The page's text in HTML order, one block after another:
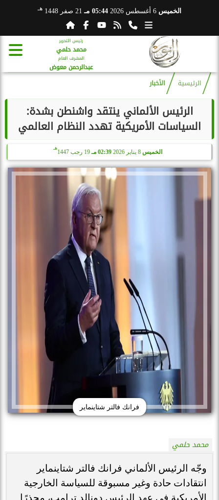
الخميس 05:44 مـ 21 صفر 1448 هـ
رئيس التحرير
محمد حلمي
المشرف العام
عبدالرحمن معوض
الرئيسية الأخبار
الرئيس الألماني ينتقد واشنطن بشدة:
السياسات الأمريكية تهدد النظام العالمي
الخميس 8 يناير 2026 02:39 مـ 19 رجب 1447
هـ
فرانك فالتر شتاينماير
محمد حلمي
وجّه الرئيس الألماني فرانك فالتر شتاينماير
انتقادات حادة وغير مسبوقة للسياسة الخارجية
الأمريكية في عهد الرئيس دونالد ترامب، محذرًا